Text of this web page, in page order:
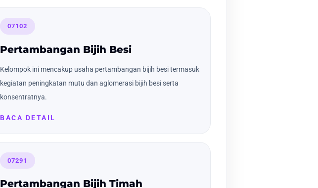
07102
Pertambangan Bijih Besi
Kelompok ini mencakup usaha pertambangan bijih besi termasuk
kegiatan peningkatan mutu dan aglomerasi bijih besi serta
konsentratnya.
BACA DETAIL
07291
Pertambangan Bijih Timah